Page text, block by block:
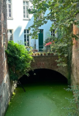
Géry : un ancien
de
d’une